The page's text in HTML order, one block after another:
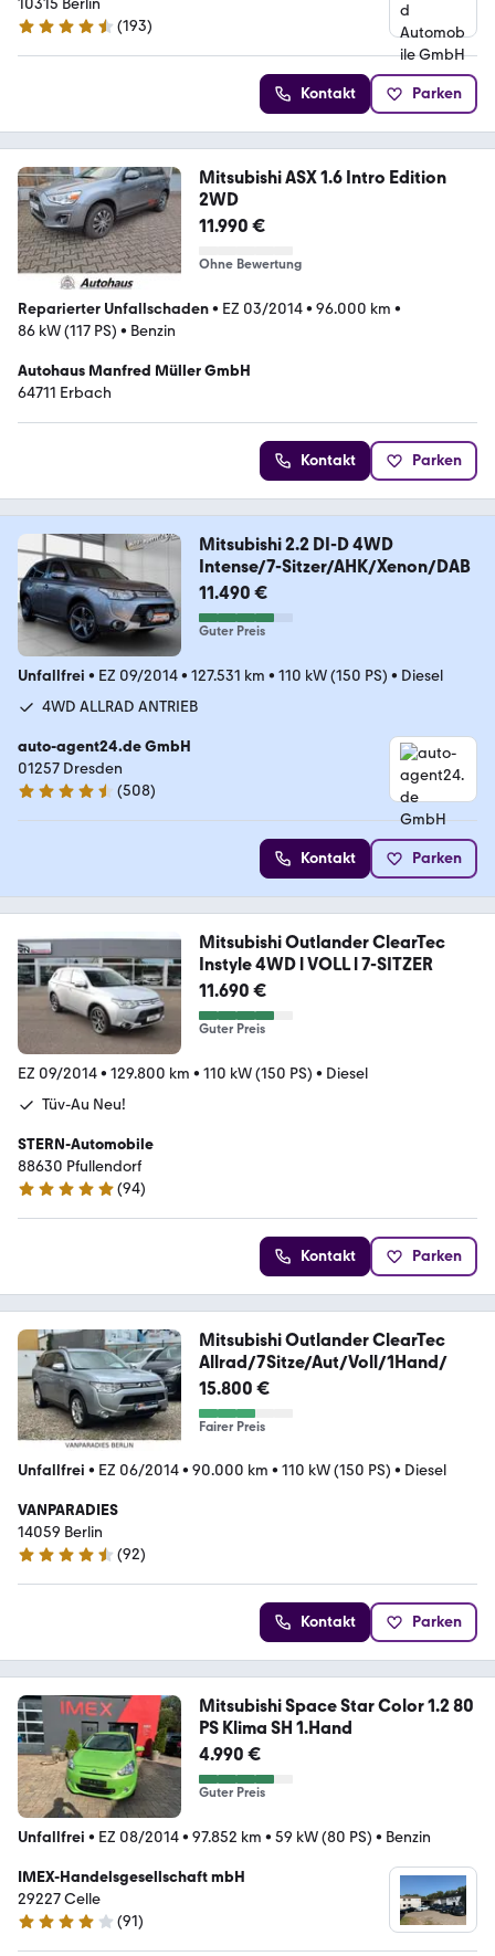
10315 Berlin
4.3 Sterne
(193)
Kontakt Parken
Mitsubishi ASX 1.6 Intro Edition
2WD
11.990 €
Ohne Bewertung
Reparierter Unfallschaden• EZ 03/2014• 96.000 km •
86 kW (117 PS) • Benzin
Autohaus Manfred Müller GmbH
64711 Erbach
Kontakt Parken
Mitsubishi 2.2 DI-D 4WD
Intense/7-Sitzer/AHK/Xenon/DAB
11.490 €
Guter Preis
Unfallfrei • EZ 09/2014• 127.531 km • 110 kW (150 PS) • Diesel
4WD ALLRAD ANTRIEB
auto-agent24.de GmbH
01257 Dresden
4.6 Sterne
(508)
Kontakt Parken
Mitsubishi Outlander ClearTec
Instyle 4WD l VOLL l 7-SITZER
11.690 €
Guter Preis
EZ 09/2014• 129.800 km • 110 kW (150 PS) • Diesel
Tüv-Au Neu!
STERN-Automobile
88630 Pfullendorf
4.9 Sterne
(94)
Kontakt Parken
Mitsubishi Outlander ClearTec
Allrad/7Sitze/Aut/Voll/1Hand/
15.800 €
Fairer Preis
Unfallfrei • EZ 06/2014• 90.000 km • 110 kW (150 PS) • Diesel
VANPARADIES
14059 Berlin
4.7 Sterne
(92)
Kontakt Parken
Mitsubishi Space Star Color 1.2 80
PS Klima SH 1.Hand
4.990 €
Guter Preis
Unfallfrei • EZ 08/2014• 97.852 km • 59 kW (80 PS) • Benzin
IMEX-Handelsgesellschaft mbH
29227 Celle
4.1 Sterne
(91)